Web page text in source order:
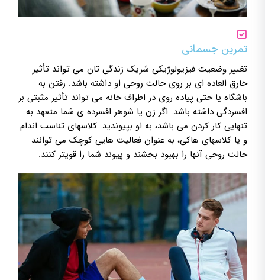
تمرین جسمانی
تغییر وضعیت فیزیولوژیکی شریک زندگی تان می تواند تأثیر
خارق العاده ای بر روی حالت روحی او داشته باشد. رفتن به
باشگاه یا حتی پیاده روی در اطراف خانه می تواند تأثیر مثبتی بر
افسردگی داشته باشد. اگر زن یا شوهر افسرده ی شما متعهد به
تنهایی کار کردن می باشد، به او بپیوندید. کلاسهای تناسب اندام
و یا کلاسهای هاکی، به عنوان فعالیت هایی کوچک می توانند
حالت روحی آنها را بهبود بخشند و پیوند شما را قویتر کنند.